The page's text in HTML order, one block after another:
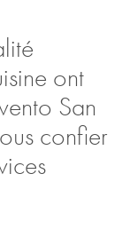
ont
San
confier